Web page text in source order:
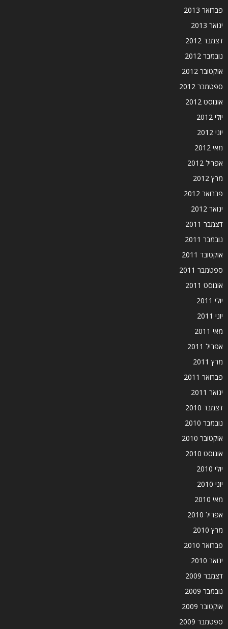
פברואר 2013
ינואר 2013
דצמבר 2012
נובמבר 2012
אוקטובר 2012
ספטמבר 2012
אוגוסט 2012
יולי 2012
יוני 2012
מאי 2012
אפריל 2012
מרץ 2012
פברואר 2012
ינואר 2012
דצמבר 2011
נובמבר 2011
אוקטובר 2011
ספטמבר 2011
אוגוסט 2011
יולי 2011
יוני 2011
מאי 2011
אפריל 2011
מרץ 2011
פברואר 2011
ינואר 2011
דצמבר 2010
נובמבר 2010
אוקטובר 2010
אוגוסט 2010
יולי 2010
יוני 2010
מאי 2010
אפריל 2010
מרץ 2010
פברואר 2010
ינואר 2010
דצמבר 2009
נובמבר 2009
אוקטובר 2009
ספטמבר 2009